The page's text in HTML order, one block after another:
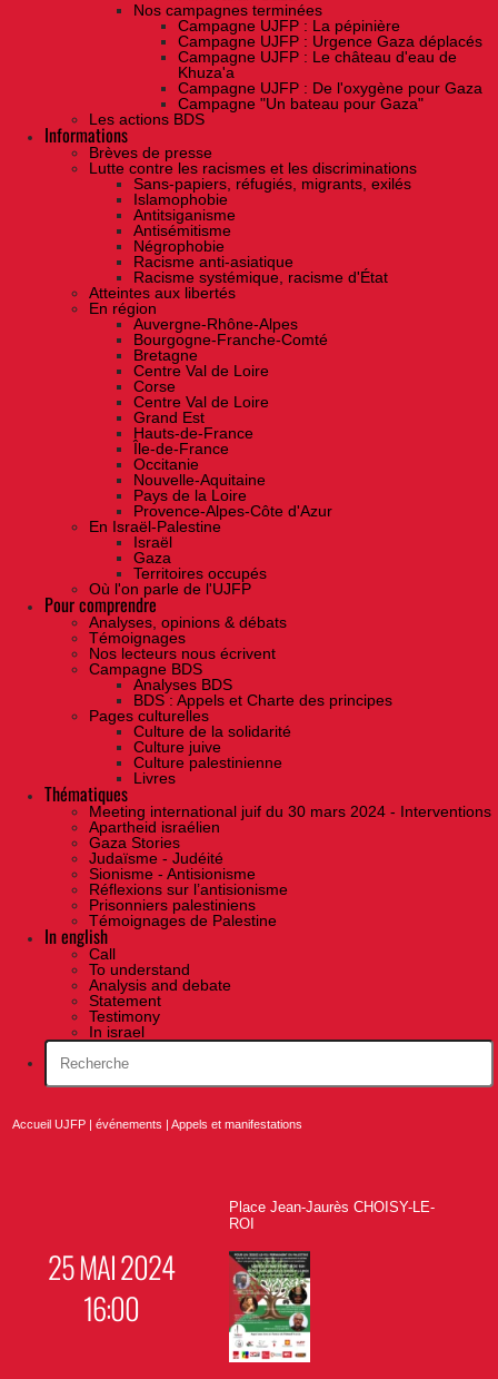
Nos campagnes terminées
Campagne UJFP : La pépinière
Campagne UJFP : Urgence Gaza déplacés
Campagne UJFP : Le château d'eau de
Khuza'a
Campagne UJFP : De l'oxygène pour Gaza
Campagne "Un bateau pour Gaza"
Les actions BDS
Informations
Brèves de presse
Lutte contre les racismes et les discriminations
Sans-papiers, réfugiés, migrants, exilés
Islamophobie
Antitsiganisme
Antisémitisme
Négrophobie
Racisme anti-asiatique
Racisme systémique, racisme d'État
Atteintes aux libertés
En région
Auvergne-Rhône-Alpes
Bourgogne-Franche-Comté
Bretagne
Centre Val de Loire
Corse
Centre Val de Loire
Grand Est
Hauts-de-France
Île-de-France
Occitanie
Nouvelle-Aquitaine
Pays de la Loire
Provence-Alpes-Côte d'Azur
En Israël-Palestine
Israël
Gaza
Territoires occupés
Où l'on parle de l'UJFP
Pour comprendre
Analyses, opinions & débats
Témoignages
Nos lecteurs nous écrivent
Campagne BDS
Analyses BDS
BDS : Appels et Charte des principes
Pages culturelles
Culture de la solidarité
Culture juive
Culture palestinienne
Livres
Thématiques
Meeting international juif du 30 mars 2024 - Interventions
Apartheid israélien
Gaza Stories
Judaïsme - Judéité
Sionisme - Antisionisme
Réflexions sur l’antisionisme
Prisonniers palestiniens
Témoignages de Palestine
In english
Call
To understand
Analysis and debate
Statement
Testimony
In israel
Accueil UJFP |événements |Appels et manifestations
25 MAI 2024
16:00
Place Jean-Jaurès CHOISY-LE-
ROI